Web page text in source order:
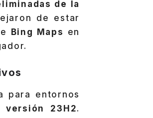
de la
de estar
Bing Maps en
para entornos
versión 23H2.